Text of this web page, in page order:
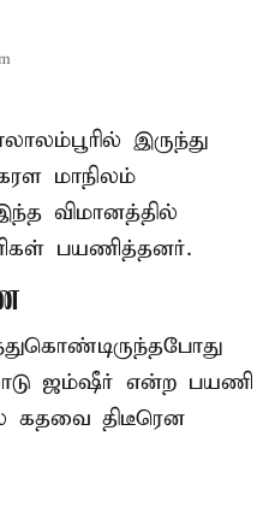
இருந்து
மாநிலம்
விமானத்தில்
பயணித்தனர்.
ஜம்ஷீர் என்ற பயணி
கதவை திடீரென